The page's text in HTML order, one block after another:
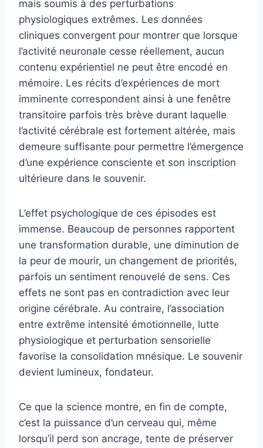
mais soumis à des perturbations
physiologiques extrêmes. Les données
cliniques convergent pour montrer que lorsque
l’activité neuronale cesse réellement, aucun
contenu expérientiel ne peut être encodé en
mémoire. Les récits d’expériences de mort
imminente correspondent ainsi à une fenêtre
transitoire parfois très brève durant laquelle
l’activité cérébrale est fortement altérée, mais
demeure suffisante pour permettre l’émergence
d’une expérience consciente et son inscription
ultérieure dans le souvenir.
L’effet psychologique de ces épisodes est
immense. Beaucoup de personnes rapportent
une transformation durable, une diminution de
la peur de mourir, un changement de priorités,
parfois un sentiment renouvelé de sens. Ces
effets ne sont pas en contradiction avec leur
origine cérébrale. Au contraire, l’association
entre extrême intensité émotionnelle, lutte
physiologique et perturbation sensorielle
favorise la consolidation mnésique. Le souvenir
devient lumineux, fondateur.
Ce que la science montre, en fin de compte,
c’est la puissance d’un cerveau qui, même
lorsqu’il perd son ancrage, tente de préserver